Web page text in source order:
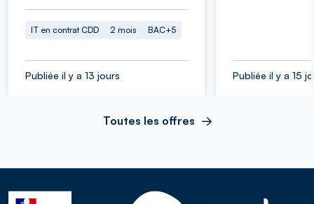
IT en contrat CDD 2 mois BAC+5
Publiée il y a 13 jours Publiée il y a 15
Toutes les offres